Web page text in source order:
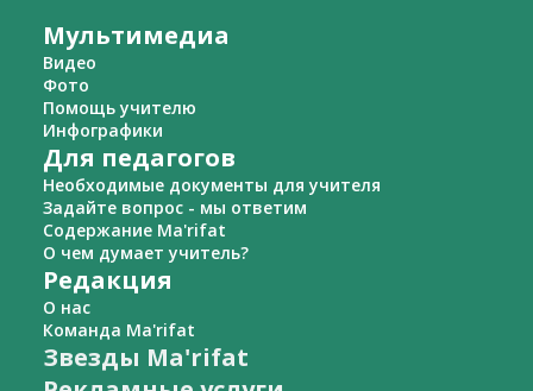
Мультимедиа
Видео
Фото
Помощь учителю
Инфографики
Для педагогов
Необходимые документы для учителя
Задайте вопрос - мы ответим
Содержание Ma'rifat
О чем думает учитель?
Редакция
О нас
Команда Ma'rifat
Звезды Ma'rifat